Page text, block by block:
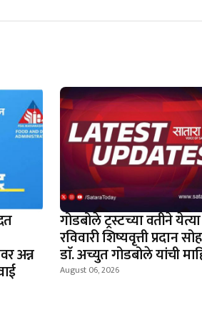
अन्न
गोडबोले ट्रस्टच्या वतीने येत्या
रविवारी शिष्यवृत्ती प्रदान
डाॅ. अच्युत गोडबोले यांची
August 06, 2026